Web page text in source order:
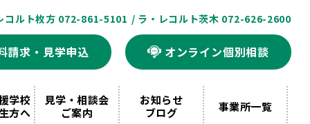
コルト枚方 072-861-5101 / ラ・レコルト茨木 072-626-2600
請求・見学申込 オンライン個別相談
学校
方へ
見学・相談会
ご案内
お知らせ
ブログ
事業所一覧